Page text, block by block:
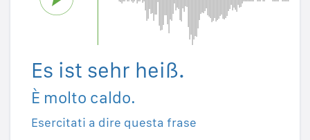
Es ist sehr heiß.
È molto caldo.
Esercitati a dire questa frase